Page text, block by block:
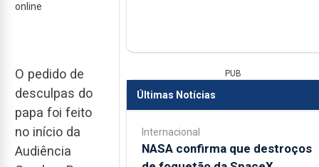
online
O pedido de
desculpas do
papa foi feito
no início da
Audiência
PUB
Últimas Notícias
Internacional
NASA confirma que destroços